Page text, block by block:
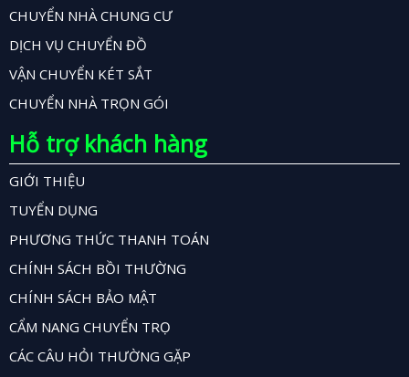
CHUYỂN NHÀ CHUNG CƯ
DỊCH VỤ CHUYỂN ĐỒ
VẬN CHUYỂN KÉT SẮT
CHUYỂN NHÀ TRỌN GÓI
Hỗ trợ khách hàng
GIỚI THIỆU
TUYỂN DỤNG
PHƯƠNG THỨC THANH TOÁN
CHÍNH SÁCH BỒI THƯỜNG
CHÍNH SÁCH BẢO MẬT
CẨM NANG CHUYỂN TRỌ
CÁC CÂU HỎI THƯỜNG GẶP